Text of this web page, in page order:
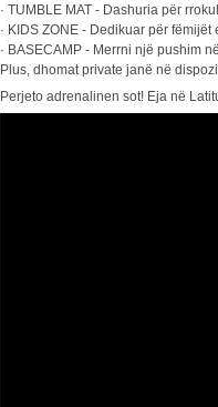
· TUMBLE MAT - Dashuria për
· KIDS ZONE - Dedikuar për
· BASECAMP - Merrni një pushim
Plus, dhomat private janë në
Perjeto adrenalinen sot! Eja në